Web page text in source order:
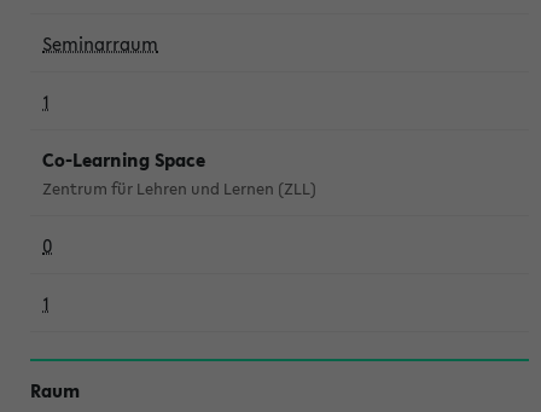
Seminarraum
1
Co-Learning Space
Zentrum für Lehren und Lernen (ZLL)
0
1